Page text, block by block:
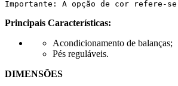
Importante: A opção de cor
Principais Características:
Acondicionamento de balanças;
Pés reguláveis.
DIMENSÕES